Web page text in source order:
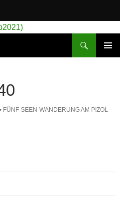
FÜNF-SEEN-WANDERUNG AM PIZOL